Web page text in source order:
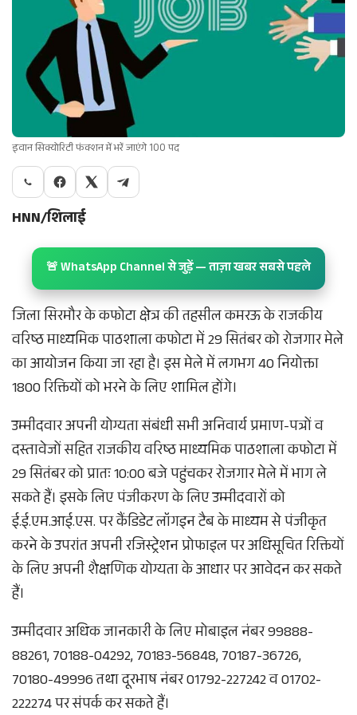
इवान सिक्योरिटी फंक्शन में भरें जाएंगे 100 पद
HNN/शिलाई
🚨 WhatsApp Channel से जुड़ें — ताज़ा खबर सबसे पहले
जिला सिरमौर के कफोटा क्षेत्र की तहसील कमरऊ के राजकीय
वरिष्ठ माध्यमिक पाठशाला कफोटा में 29 सितंबर को रोजगार मेले
का आयोजन किया जा रहा है। इस मेले में लगभग 40 नियोक्ता
1800 रिक्तियों को भरने के लिए शामिल होंगे।
उम्मीदवार अपनी योग्यता संबंधी सभी अनिवार्य प्रमाण-पत्रों व
दस्तावेजों सहित राजकीय वरिष्ठ माध्यमिक पाठशाला कफोटा में
29 सितंबर को प्रातः 10:00 बजे पहुंचकर रोजगार मेले में भाग ले
सकते हैं। इसके लिए पंजीकरण के लिए उम्मीदवारों को
ई.ई.एम.आई.एस. पर कैंडिडेट लॉगइन टैब के माध्यम से पंजीकृत
करने के उपरांत अपनी रजिस्ट्रेशन प्रोफाइल पर अधिसूचित रिक्तियों
के लिए अपनी शैक्षणिक योग्यता के आधार पर आवेदन कर सकते
हैं।
उम्मीदवार अधिक जानकारी के लिए मोबाइल नंबर 99888-
88261, 70188-04292, 70183-56848, 70187-36726,
70180-49996 तथा दूरभाष नंबर 01792-227242 व 01702-
222274 पर संपर्क कर सकते हैं।